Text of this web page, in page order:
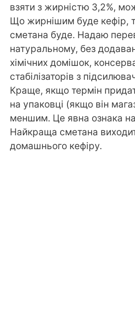
взяти з жирністю 3,2%,
Що жирнішим буде кефір,
сметана буде. Надаю
натуральному, без
хімічних домішок,
стабілізаторів з
Краще, якщо термін
на упаковці (якщо він
меншим. Це явна ознака
Найкраща сметана
домашнього кефіру.